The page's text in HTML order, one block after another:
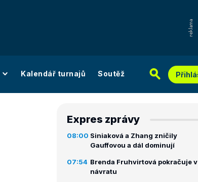
Kalendář turnajů Soutěž
Expres zprávy
08:00 Siniaková a Zhang zničily
Gauffovou a dál dominují
07:54 Brenda Fruhvirtová pokračuje v
návratu